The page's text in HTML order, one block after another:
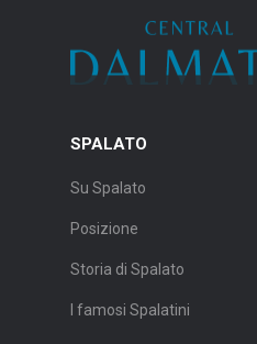
SPALATO
Su Spalato
Posizione
Storia di Spalato
I famosi Spalatini